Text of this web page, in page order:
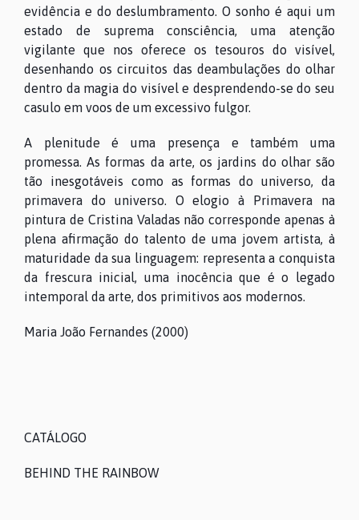
evidência e do deslumbramento. O sonho é aqui um
estado de suprema consciência, uma atenção
vigilante que nos oferece os tesouros do visível,
desenhando os circuitos das deambulações do olhar
dentro da magia do visível e desprendendo-se do seu
casulo em voos de um excessivo fulgor.
A plenitude é uma presença e também uma
promessa. As formas da arte, os jardins do olhar são
tão inesgotáveis como as formas do universo, da
primavera do universo. O elogio à Primavera na
pintura de Cristina Valadas não corresponde apenas à
plena afirmação do talento de uma jovem artista, à
maturidade da sua linguagem: representa a conquista
da frescura inicial, uma inocência que é o legado
intemporal da arte, dos primitivos aos modernos.
Maria João Fernandes (2000)
CATÁLOGO
BEHIND THE RAINBOW